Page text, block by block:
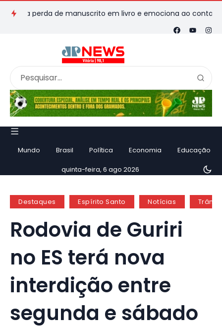
perda de manuscrito em livro e emociona ao contar história
Mundo Brasil Política Economia Educação
quinta-feira, 6 ago 2026
Destaques Espírito Santo Notícias
Rodovia de Guriri
no ES terá nova
interdição entre
segunda e sábado